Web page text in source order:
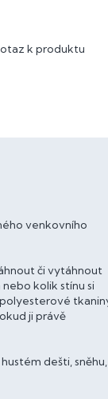
venkovního
či vytáhnout
kolik stínu si
ji právě
dešti, sněhu,